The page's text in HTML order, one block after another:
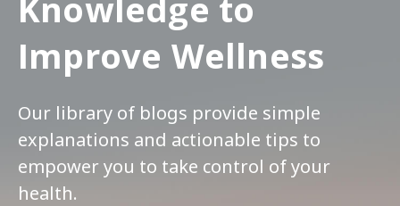
Improve Wellness
Our library of blogs provide simple
explanations and actionable tips to
empower you to take control of your
health.